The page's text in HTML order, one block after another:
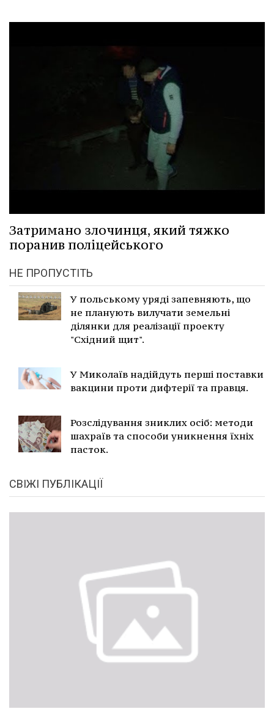
Затримано злочинця, який тяжко
поранив поліцейського
НЕ ПРОПУСТІТЬ
У польському уряді запевняють, що
не планують вилучати земельні
ділянки для реалізації проекту
"Східний щит".
У Миколаїв надійдуть перші поставки
вакцини проти дифтерії та правця.
Розслідування зниклих осіб: методи
шахраїв та способи уникнення їхніх
пасток.
СВІЖІ ПУБЛІКАЦІЇ